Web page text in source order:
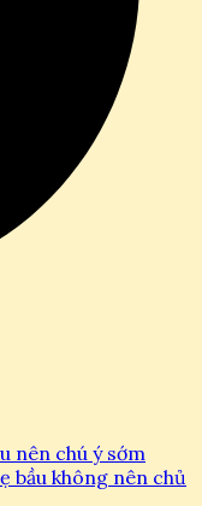
nên chú ý sớm
bầu không nên chủ